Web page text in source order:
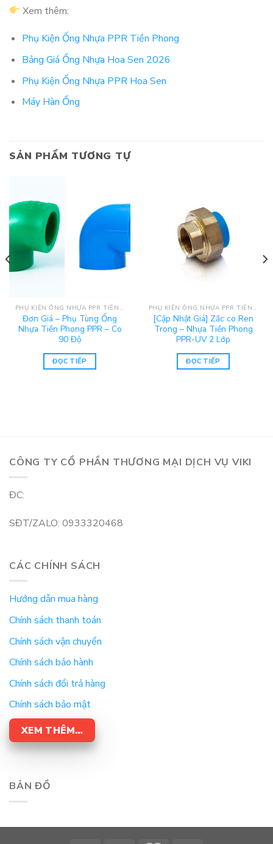
Xem thêm:
Phụ Kiện Ống Nhựa PPR Tiền Phong
Bảng Giá Ống Nhựa Hoa Sen 2026
Phụ Kiện Ống Nhựa PPR Hoa Sen
Máy Hàn Ống
SẢN PHẨM TƯƠNG TỰ
PHỤ KIỆN ỐNG NHỰA PPR TIỀN PHONG
Đơn Giá – Phụ Tùng Ống
Nhựa Tiền Phong PPR – Co
90 Độ
ĐỌC TIẾP
PHỤ KIỆN ỐNG NHỰA PPR TIỀN PHONG
[Cập Nhật Giá] Zắc co Ren
Trong – Nhựa Tiền Phong
PPR-UV 2 Lớp
ĐỌC TIẾP
CÔNG TY CỔ PHẦN THƯƠNG MẠI DỊCH VỤ VIKI
ĐC:
SĐT/ZALO: 0933320468
CÁC CHÍNH SÁCH
Hướng dẫn mua hàng
Chính sách thanh toán
Chính sách vận chuyển
Chính sách bảo hành
Chính sách đổi trả hàng
Chính sách bảo mật
XEM THÊM…
BẢN ĐỒ